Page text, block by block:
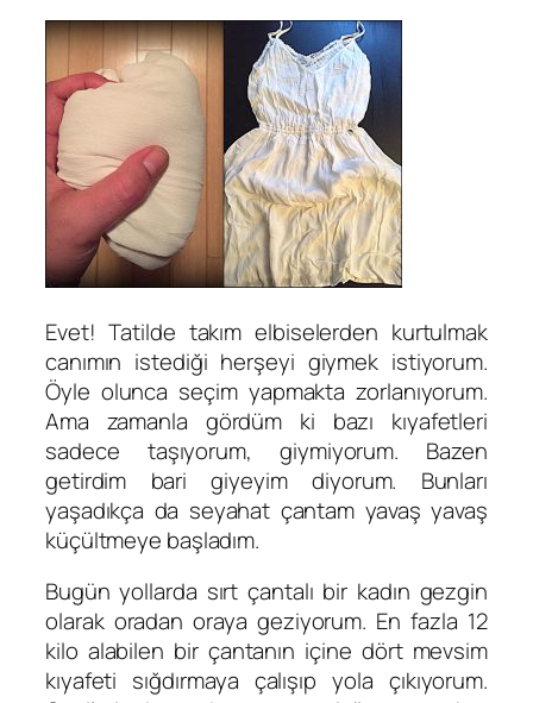
Evet! Tatilde takım elbiselerden kurtulmak
canımın istediği herşeyi giymek istiyorum.
Öyle olunca seçim yapmakta zorlanıyorum.
Ama zamanla gördüm ki bazı kıyafetleri
sadece taşıyorum, giymiyorum. Bazen
getirdim bari giyeyim diyorum. Bunları
yaşadıkça da seyahat çantam yavaş yavaş
küçültmeye başladım.
Bugün yollarda sırt çantalı bir kadın gezgin
olarak oradan oraya geziyorum. En fazla 12
kilo alabilen bir çantanın içine dört mevsim
kıyafeti sığdırmaya çalışıp yola çıkıyorum.